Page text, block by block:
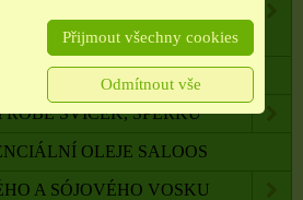
OCEL, PŘÍRODNÍ KÁMEN,
LAPAČE SNŮ
SVÍČEK, ŠPERKŮ
OLEJE SALOOS
A SÓJOVÉHO VOSKU
Přijmout všechny cookies
Odmítnout vše